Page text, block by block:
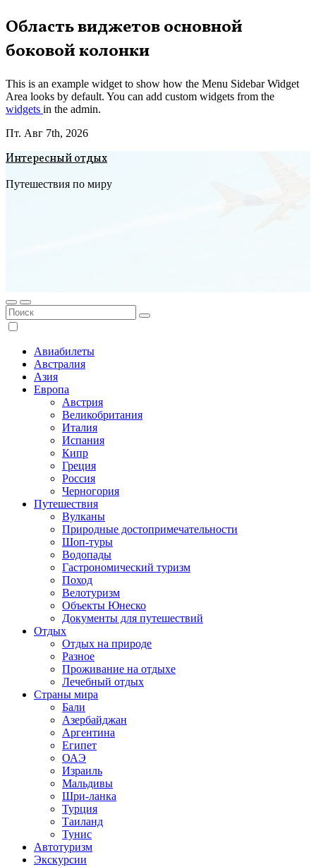
Перейти
к
содержимому
Область виджетов основной
боковой колонки
This is an example widget to show how the Menu Sidebar Widget
Area looks by default. You can add custom widgets from the
widgets in the admin.
Пт. Авг 7th, 2026
Интересный отдых
Путешествия по миру
Авиабилеты
Австралия
Азия
Европа
Австрия
Великобритания
Италия
Испания
Кипр
Греция
Россия
Черногория
Путешествия
Вулканы
Природные достопримечательности
Шоп-туры
Водопады
Гастрономический туризм
Поход
Велотуризм
Объекты Юнеско
Документы для путешествий
Отдых
Отдых на природе
Разное
Проживание на отдыхе
Лечебный отдых
Страны мира
Бали
Азербайджан
Аргентина
Египет
ОАЭ
Израиль
Мальдивы
Шри-ланка
Турция
Таиланд
Тунис
Автотуризм
Экскурсии